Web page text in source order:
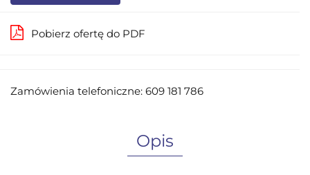
Pobierz ofertę do PDF
Zamówienia telefoniczne: 609 181 786
Opis